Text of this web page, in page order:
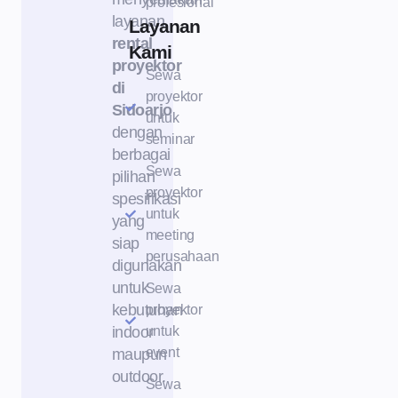
layanan
rental
proyektor
di
Sidoarjo
dengan
berbagai
pilihan
spesifikasi
yang
siap
digunakan
untuk
kebutuhan
indoor
maupun
outdoor.
Layanan
Kami
Sewa
proyektor
untuk
seminar
Sewa
proyektor
untuk
meeting
perusahaan
Sewa
proyektor
untuk
event
Sewa